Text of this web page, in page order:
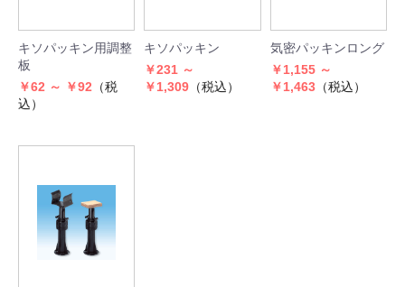
キソパッキン用調整
板
￥62 ～ ￥92 （税
込）
キソパッキン
￥231 ～
￥1,309 （税込）
気密パッキンロング
￥1,155 ～
￥1,463（税込）